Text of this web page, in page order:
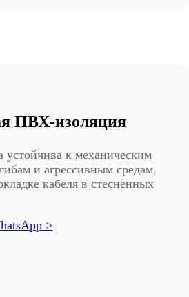
ПВХ-изоляция
устойчива к механическим
и агрессивным средам,
кабеля в стесненных
>